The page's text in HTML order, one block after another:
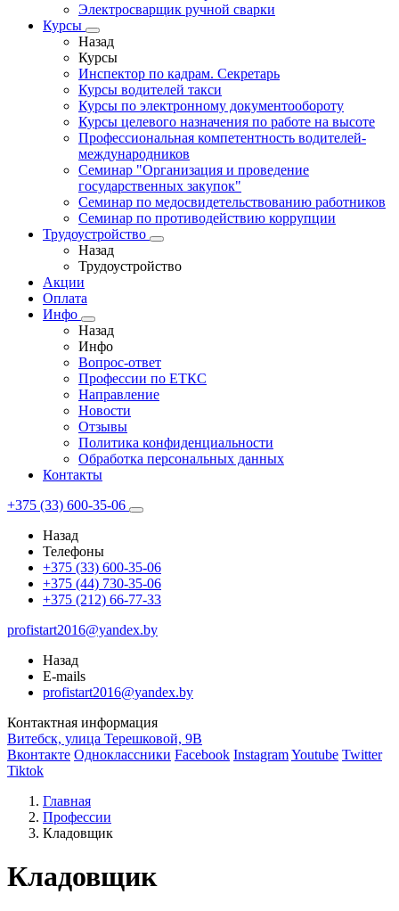
Электросварщик ручной сварки
Курсы
Назад
Курсы
Инспектор по кадрам. Секретарь
Курсы водителей такси
Курсы по электронному документообороту
Курсы целевого назначения по работе на высоте
Профессиональная компетентность водителей-
международников
Семинар "Организация и проведение
государственных закупок"
Семинар по медосвидетельствованию работников
Семинар по противодействию коррупции
Трудоустройство
Назад
Трудоустройство
Акции
Оплата
Инфо
Назад
Инфо
Вопрос-ответ
Профессии по ЕТКС
Направление
Новости
Отзывы
Политика конфиденциальности
Обработка персональных данных
Контакты
+375 (33) 600-35-06
Назад
Телефоны
+375 (33) 600-35-06
+375 (44) 730-35-06
+375 (212) 66-77-33
profistart2016@yandex.by
Назад
E-mails
profistart2016@yandex.by
Контактная информация
Витебск, улица Терешковой, 9В
Вконтакте Одноклассники Facebook InstagramYoutube Twitter
Tiktok
Главная
Профессии
Кладовщик
Кладовщик